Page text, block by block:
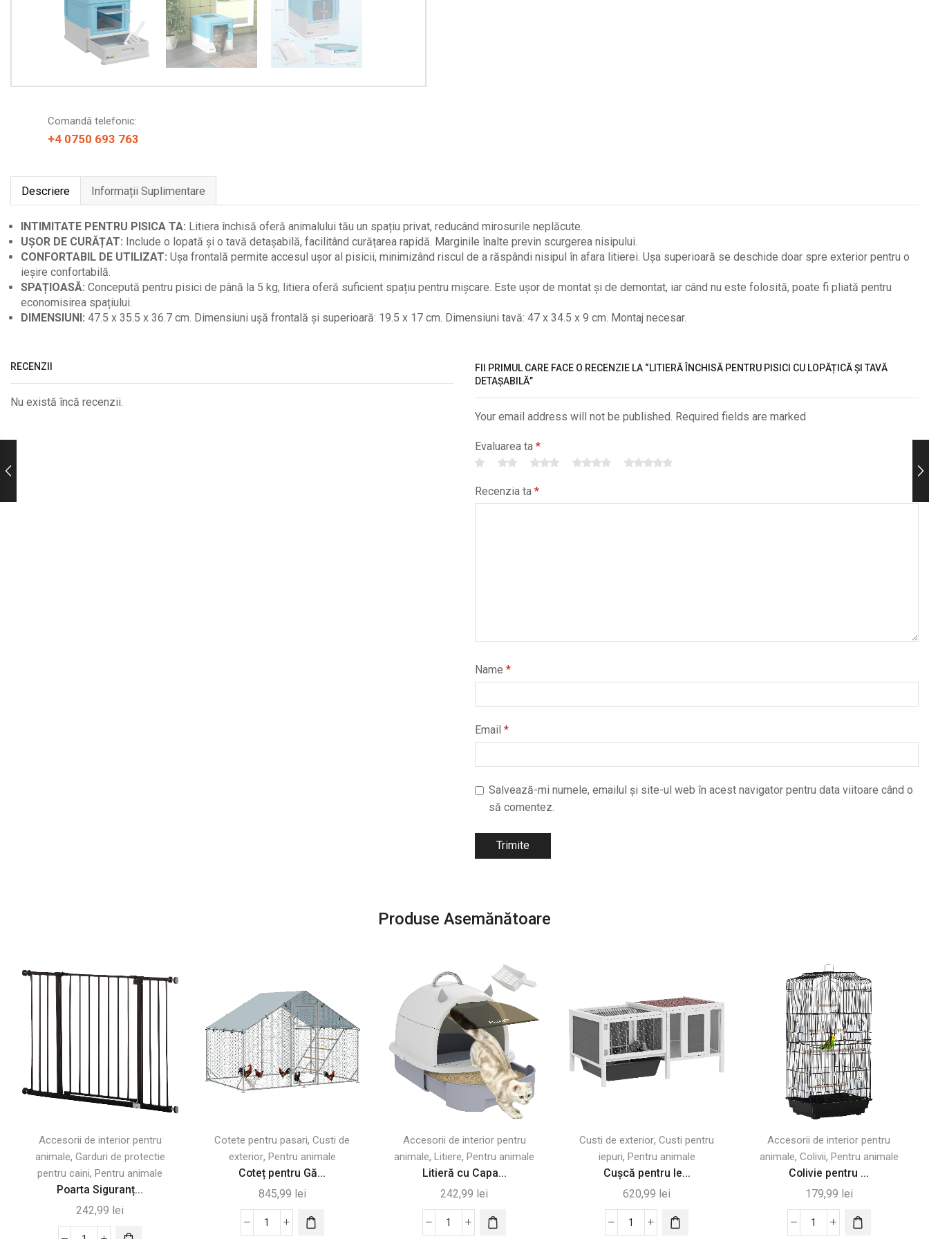
Comandă telefonic:
+4 0750 693 763
Descriere Informații Suplimentare
INTIMITATE PENTRU PISICA TA: Litiera închisă oferă animalului tău un spațiu privat, reducând mirosurile neplăcute.
UȘOR DE CURĂȚAT: Include o lopată și o tavă detașabilă, facilitând curățarea rapidă. Marginile înalte previn scurgerea nisipului.
CONFORTABIL DE UTILIZAT: Ușa frontală permite accesul ușor al pisicii, minimizând riscul de a răspândi nisipul în afara litierei. Ușa superioară se deschide doar spre exterior pentru o
ieșire confortabilă.
SPAȚIOASĂ: Concepută pentru pisici de până la 5 kg, litiera oferă suficient spațiu pentru mișcare. Este ușor de montat și de demontat, iar când nu este folosită, poate fi pliată pentru
economisirea spațiului.
DIMENSIUNI: 47.5 x 35.5 x 36.7 cm. Dimensiuni ușă frontală și superioară: 19.5 x 17 cm. Dimensiuni tavă: 47 x 34.5 x 9 cm. Montaj necesar.
RECENZII
Nu există încă recenzii.
FII PRIMUL CARE FACE O RECENZIE LA “LITIERĂ ÎNCHISĂ PENTRU PISICI CU LOPĂȚICĂ ȘI TAVĂ
DETAȘABILĂ”
Your email address will not be published. Required fields are marked
Evaluarea ta *
Recenzia ta *
Name *
Email *
Salvează-mi numele, emailul și site-ul web în acest navigator pentru data viitoare când o
să comentez.
Produse Asemănătoare
Accesorii de interior pentru
animale, Garduri de protectie
pentru caini,Pentru animale
Poarta Siguranț...
242,99 lei
Cotete pentru pasari,Custi de
exterior, Pentru animale
Coteț pentru Gă...
845,99 lei
Cantitate
Accesorii de interior pentru
animale,Litiere,Pentru animale
Litieră cu Capa...
242,99 lei
Cantitate
Custi de exterior,Custi pentru
iepuri, Pentru animale
Cușcă pentru Ie...
620,99 lei
Cantitate
Accesorii de interior pentru
animale, Colivii, Pentru animale
Colivie pentru ...
179,99 lei
Cantitate